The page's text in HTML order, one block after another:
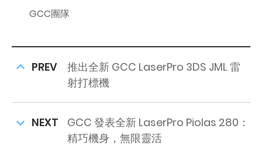
GCC團隊
PREV
推出全新 GCC LaserPro 3DS JML 雷
射打標機
NEXT
GCC 發表全新 LaserPro Piolas 280：
精巧機身，無限靈活